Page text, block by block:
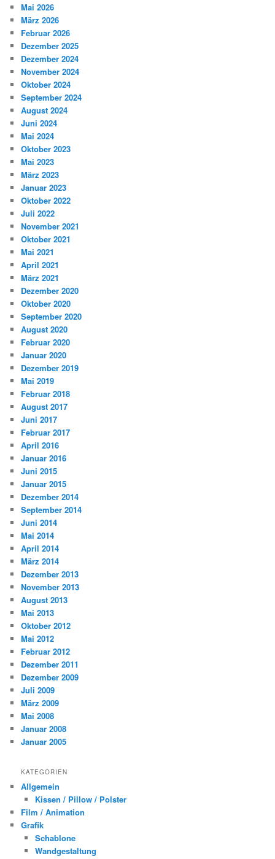
Mai 2026
März 2026
Februar 2026
Dezember 2025
Dezember 2024
November 2024
Oktober 2024
September 2024
August 2024
Juni 2024
Mai 2024
Oktober 2023
Mai 2023
März 2023
Januar 2023
Oktober 2022
Juli 2022
November 2021
Oktober 2021
Mai 2021
April 2021
März 2021
Dezember 2020
Oktober 2020
September 2020
August 2020
Februar 2020
Januar 2020
Dezember 2019
Mai 2019
Februar 2018
August 2017
Juni 2017
Februar 2017
April 2016
Januar 2016
Juni 2015
Januar 2015
Dezember 2014
September 2014
Juni 2014
Mai 2014
April 2014
März 2014
Dezember 2013
November 2013
August 2013
Mai 2013
Oktober 2012
Mai 2012
Februar 2012
Dezember 2011
Dezember 2009
Juli 2009
März 2009
Mai 2008
Januar 2008
Januar 2005
KATEGORIEN
Allgemein
Kissen / Pillow / Polster
Film / Animation
Grafik
Schablone
Wandgestaltung